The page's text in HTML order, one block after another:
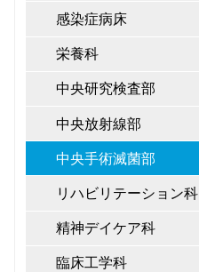
感染症病床
栄養科
中央研究検査部
中央放射線部
中央手術滅菌部
リハビリテーション科
精神デイケア科
臨床工学科